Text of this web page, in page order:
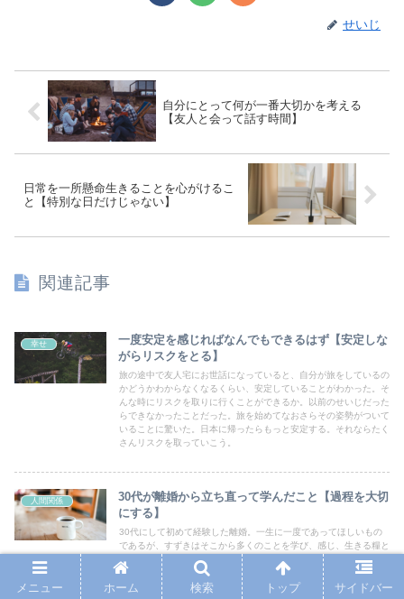
せいじ
自分にとって何が一番大切かを考える
【友人と会って話す時間】
日常を一所懸命生きることを心がけるこ
と【特別な日だけじゃない】
関連記事
幸せ
一度安定を感じればなんでもできるはず【安定しな
がらリスクをとる】
旅の途中で友人宅にお世話になっていると、自分が旅をしているの
かどうかわからなくなるくらい、安定していることがわかった。そ
んな時にリスクを取りに行くことができるか。以前のせいじだった
らできなかったことだった。旅を始めてなおさらその姿勢がついて
いることに驚いた。日本に帰ったらもっと安定する。それならたく
さんリスクを取っていこう。
人間関係
30代が離婚から立ち直って学んだこと【過程を大切
にする】
30代にして初めて経験した離婚。一生に一度であってほしいもの
であるが、すずきはそこから多くのことを学び、感じ、生きる糧と
してきた。今は自分の幸せな瞬間をよく理解できるようになった
し、先のことも見据え始めた。そうして今度は自分が幸せを分けて
あげられる、そんな人間でありたい。より豊かな人生への新たなス
メニュー ホーム 検索 トップ サイドバー